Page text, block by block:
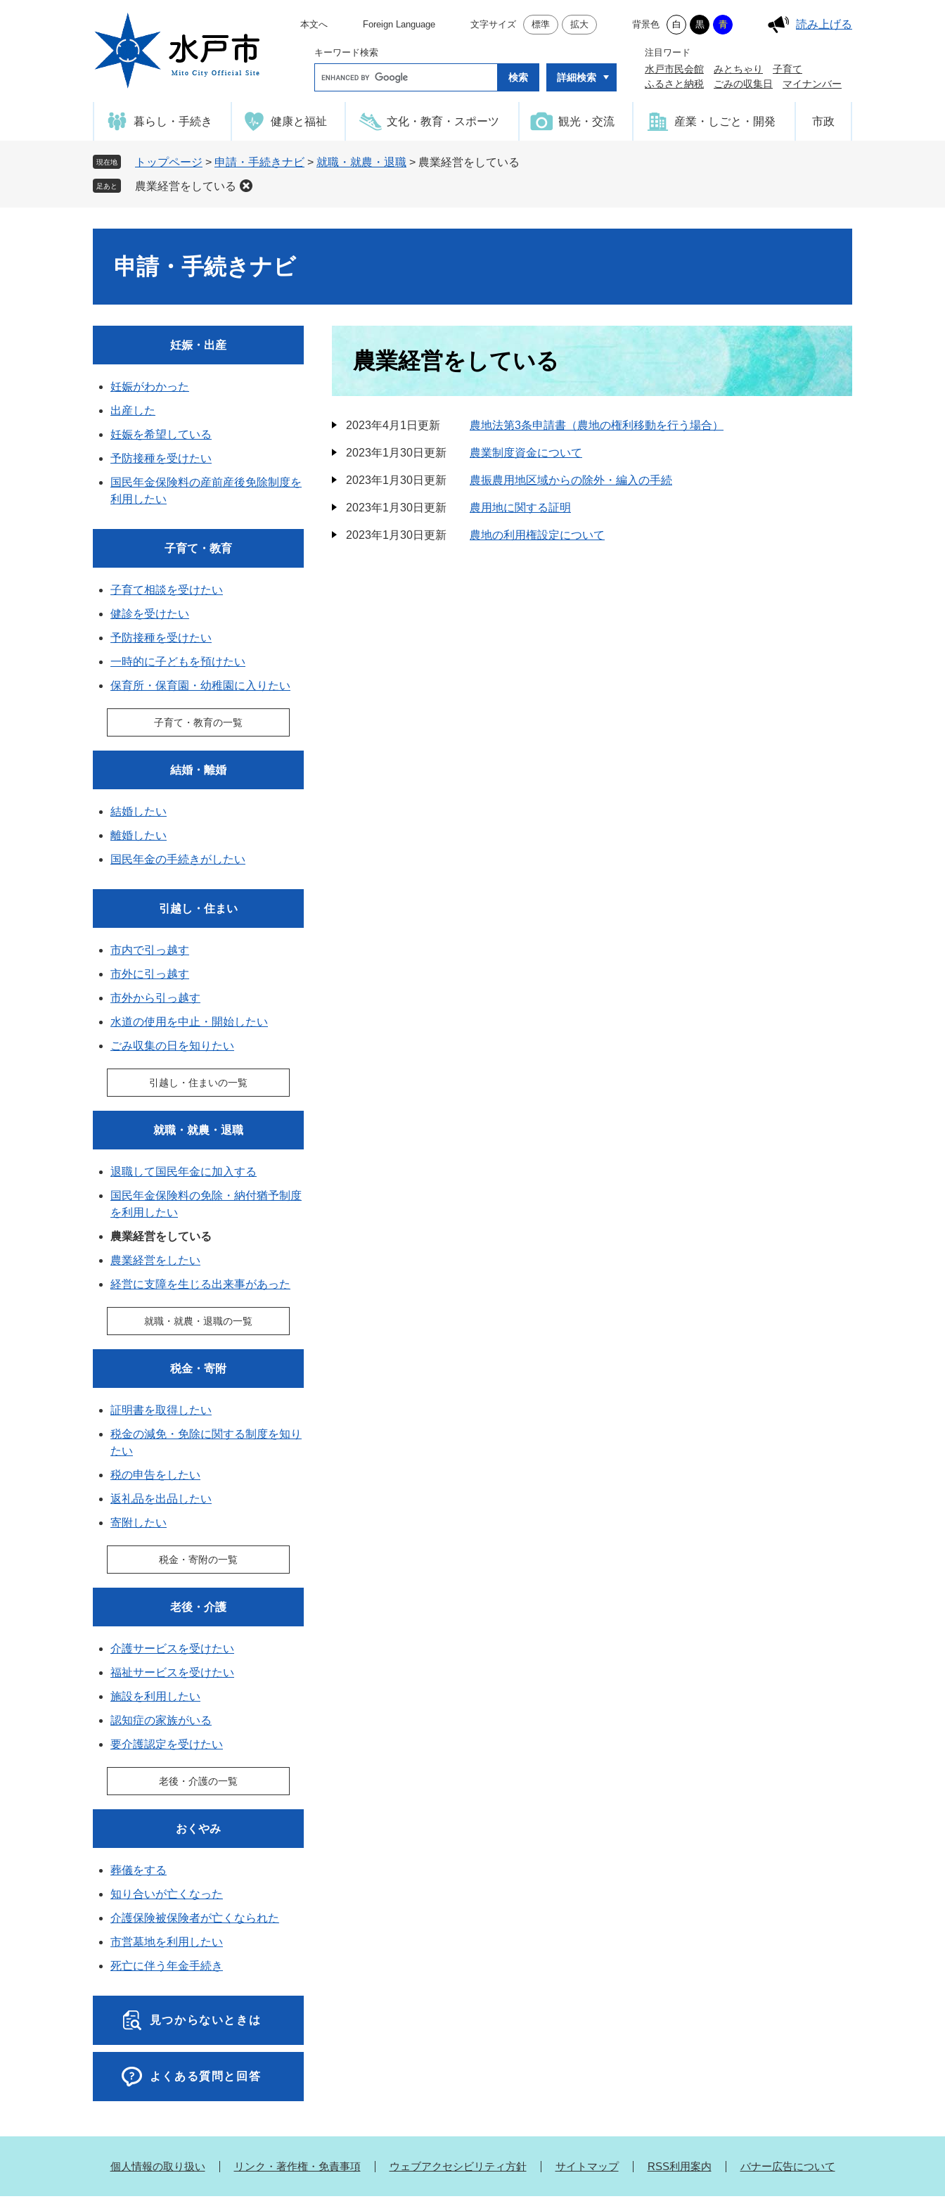
本文へ Foreign Language 文字サイズ 標準 拡大 背景色 白 黒 青 読み上げる
キーワード検索
o
e
タ
ム
詳細検索
注目ワード
水戸市民会館 みとちゃり
子育て
ふるさと納税
ごみの収集日 マイナンバー
暮らし・手続き 健康と福祉 文化・教育・スポーツ 観光・交流 産業・しごと・開発 市政
現在地 トップページ > 申請・手続きナビ > 就職・就農・退職 > 農業経営をしている
足あと 農業経営をしている
申請・手続きナビ
農業経営をしている
2023年4月1日更新 農地法第3条申請書（農地の権利移動を行う場合）
2023年1月30日更新 農業制度資金について
2023年1月30日更新 農振農用地区域からの除外・編入の手続
2023年1月30日更新 農用地に関する証明
2023年1月30日更新 農地の利用権設定について
妊娠・出産
妊娠がわかった
出産した
妊娠を希望している
予防接種を受けたい
国民年金保険料の産前産後免除制度を
利用したい
子育て・教育
子育て相談を受けたい
健診を受けたい
予防接種を受けたい
一時的に子どもを預けたい
保育所・保育園・幼稚園に入りたい
子育て・教育の一覧
結婚・離婚
結婚したい
離婚したい
国民年金の手続きがしたい
引越し・住まい
市内で引っ越す
市外に引っ越す
市外から引っ越す
水道の使用を中止・開始したい
ごみ収集の日を知りたい
引越し・住まいの一覧
就職・就農・退職
退職して国民年金に加入する
国民年金保険料の免除・納付猶予制度
を利用したい
農業経営をしている
農業経営をしたい
経営に支障を生じる出来事があった
就職・就農・退職の一覧
税金・寄附
証明書を取得したい
税金の減免・免除に関する制度を知り
たい
税の申告をしたい
返礼品を出品したい
寄附したい
税金・寄附の一覧
老後・介護
介護サービスを受けたい
福祉サービスを受けたい
施設を利用したい
認知症の家族がいる
要介護認定を受けたい
老後・介護の一覧
おくやみ
葬儀をする
知り合いが亡くなった
介護保険被保険者が亡くなられた
市営墓地を利用したい
死亡に伴う年金手続き
見つからないときは
よくある質問と回答
個人情報の取り扱い リンク・著作権・免責事項 ウェブアクセシビリティ方針 サイトマップ RSS利用案内 バナー広告について